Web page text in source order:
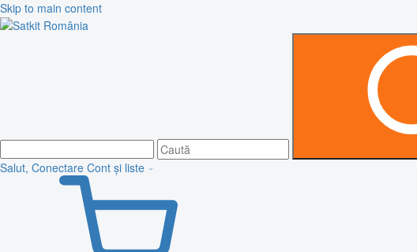
Skip to main content
Salut, Conectare Cont și liste